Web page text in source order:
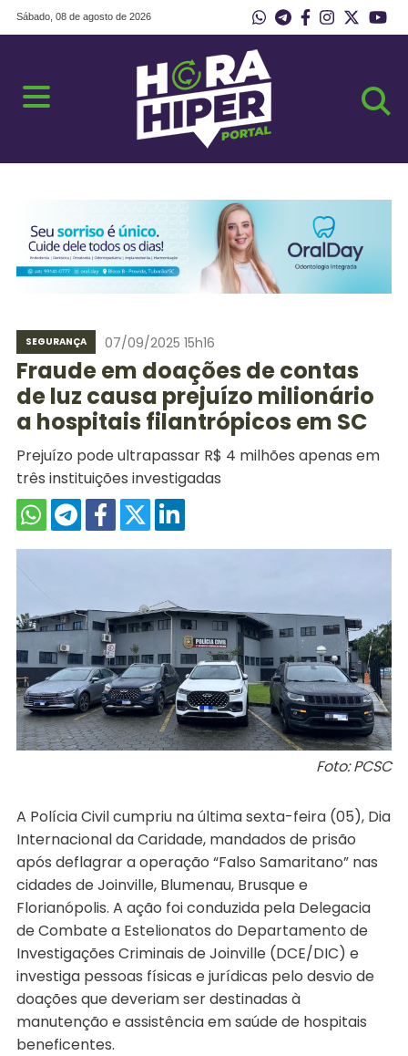
Sábado, 08 de agosto de 2026
SEGURANÇA 07/09/2025 15h16
Fraude em doações de contas
de luz causa prejuízo milionário
a hospitais filantrópicos em SC
Prejuízo pode ultrapassar R$ 4 milhões apenas em
três instituições investigadas
Foto: PCSC
A Polícia Civil cumpriu na última sexta-feira (05), Dia
Internacional da Caridade, mandados de prisão
após deflagrar a operação “Falso Samaritano” nas
cidades de Joinville, Blumenau, Brusque e
Florianópolis. A ação foi conduzida pela Delegacia
de Combate a Estelionatos do Departamento de
Investigações Criminais de Joinville (DCE/DIC) e
investiga pessoas físicas e jurídicas pelo desvio de
doações que deveriam ser destinadas à
manutenção e assistência em saúde de hospitais
beneficentes.